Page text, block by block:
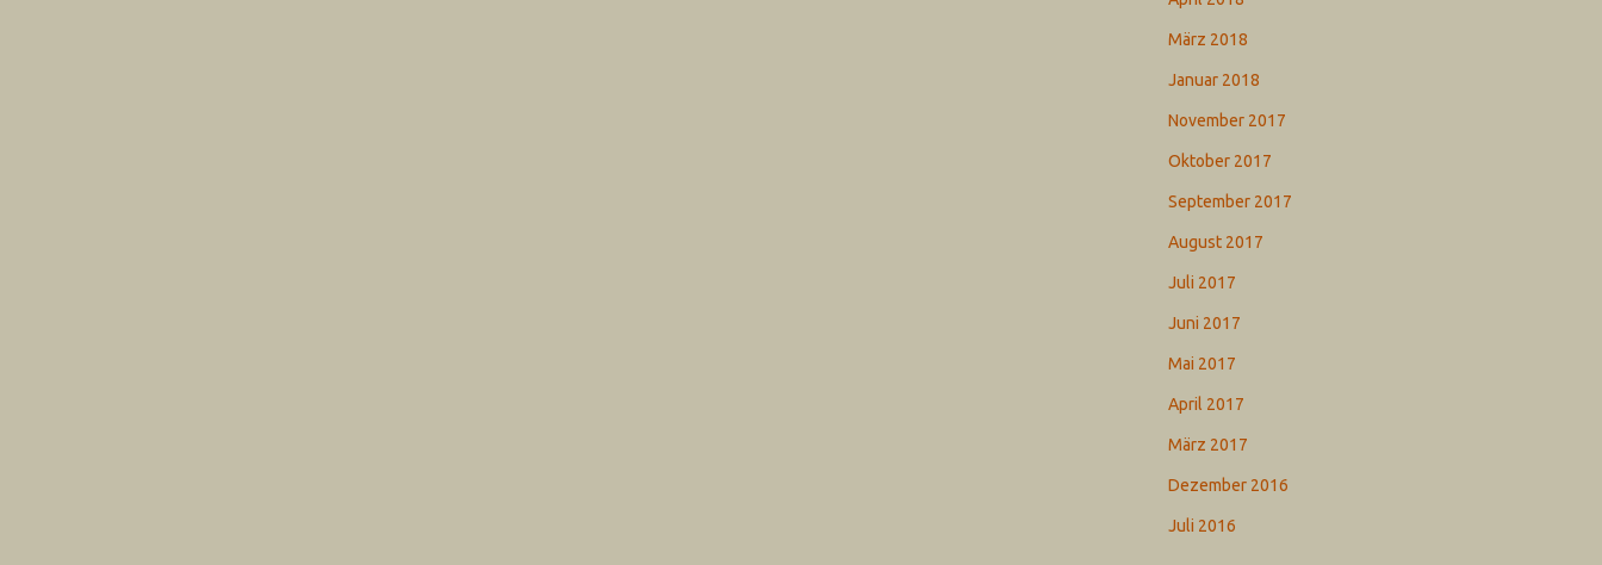
März 2018
Januar 2018
November 2017
Oktober 2017
September 2017
August 2017
Juli 2017
Juni 2017
Mai 2017
April 2017
März 2017
Dezember 2016
Juli 2016